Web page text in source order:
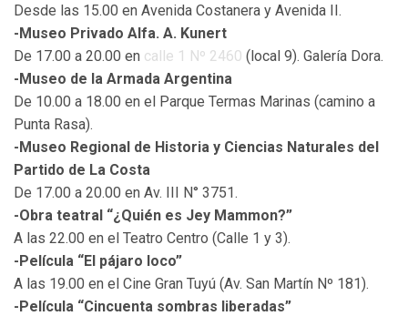
Desde las 15.00 en Avenida Costanera y Avenida II.
-Museo Privado Alfa. A. Kunert
De 17.00 a 20.00 en calle 1 Nº 2460 (local 9). Galería Dora.
-Museo de la Armada Argentina
De 10.00 a 18.00 en el Parque Termas Marinas (camino a
Punta Rasa).
-Museo Regional de Historia y Ciencias Naturales del
Partido de La Costa
De 17.00 a 20.00 en Av. III N° 3751.
-Obra teatral “¿Quién es Jey Mammon?”
A las 22.00 en el Teatro Centro (Calle 1 y 3).
-Película “El pájaro loco”
A las 19.00 en el Cine Gran Tuyú (Av. San Martín Nº 181).
-Película “Cincuenta sombras liberadas”